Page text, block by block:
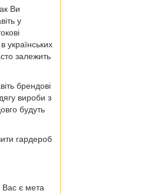
Ви
у
українських
залежить
брендові
вироби з
будуть
гардероб
Вас є мета